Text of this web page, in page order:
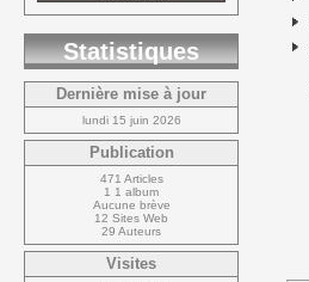
Statistiques
Dernière mise à jour
lundi 15 juin 2026
Publication
471 Articles
1 1 album
Aucune brève
12 Sites Web
29 Auteurs
Visites